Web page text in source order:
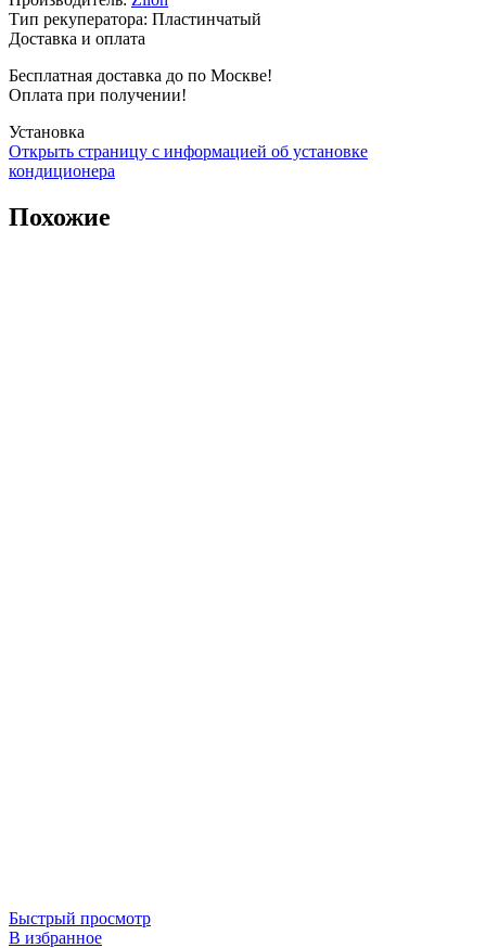
Тип рекуператора: Пластинчатый
Доставка и оплата
Бесплатная доставка до по Москве!
Оплата при получении!
Установка
Открыть страницу с информацией об установке
кондиционера
Похожие
Быстрый просмотр
В избранное